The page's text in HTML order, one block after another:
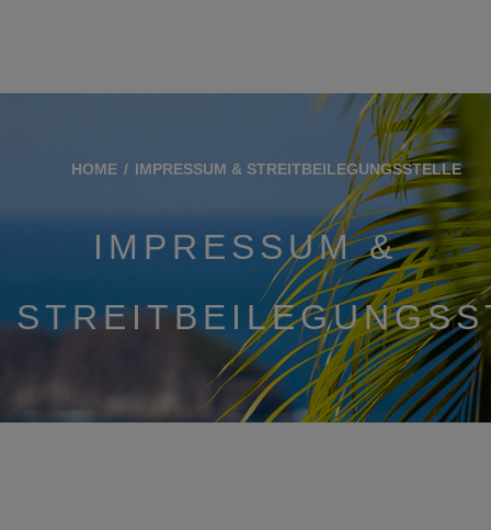
HOME IMPRESSUM & STREITBEILEGUNGSSTELLE
IMPRESSUM &